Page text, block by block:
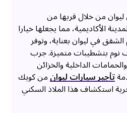
ليوان من خلال قربها من
الأكاديمية، مما يجعلها خيارا
في ليوان بعناية، وتوفر
استوديو إلى 4 غرف نوم بتشطيبات متميزة. جرب
الداخلية والخزائن
تأجير سيارات ليوانمن كويك
استكشاف هذا الملاذ السكني